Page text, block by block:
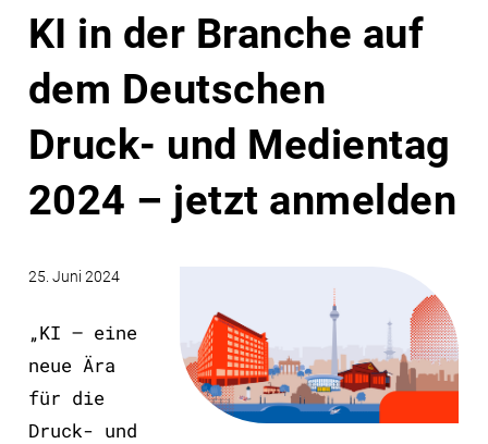
KI in der Branche auf
dem Deutschen
Druck- und Medientag
2024 – jetzt anmelden
25. Juni 2024
„KI – eine
neue Ära
für die
Druck- und